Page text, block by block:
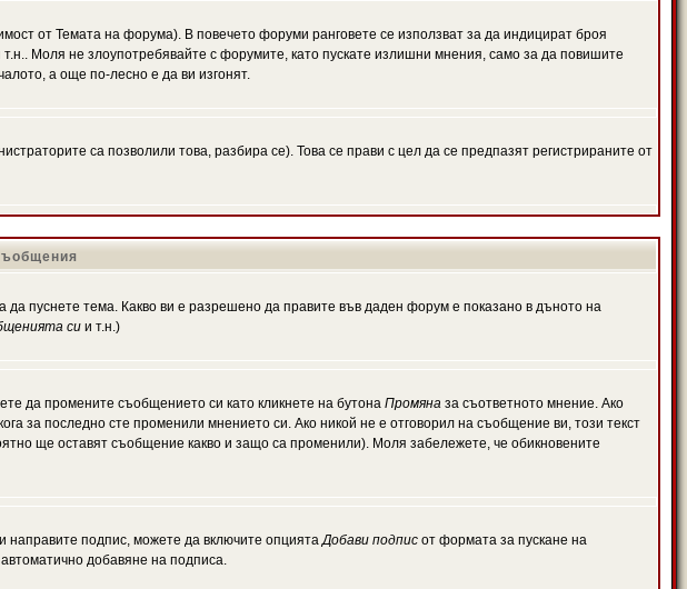
от Темата на форума). В повечето форуми ранговете се използват за да индицират броя
Моля не злоупотребявайте с форумите, като пускате излишни мнения, само за да повишите
а още по-лесно е да ви изгонят.
са позволили това, разбира се). Това се прави с цел да се предпазят регистрираните от
пуснете тема. Какво ви е разрешено да правите във даден форум е показано в дъното на
си и т.н.)
да промените съобщението си като кликнете на бутона Промяна за съответното мнение. Ако
за последно сте променили мнението си. Ако никой не е отговорил на съобщение ви, този текст
ще оставят съобщение какво и защо са променили). Моля забележете, че обикновените
направите подпис, можете да включите опциятаДобави подпис от формата за пускане на
добавяне на подписа.